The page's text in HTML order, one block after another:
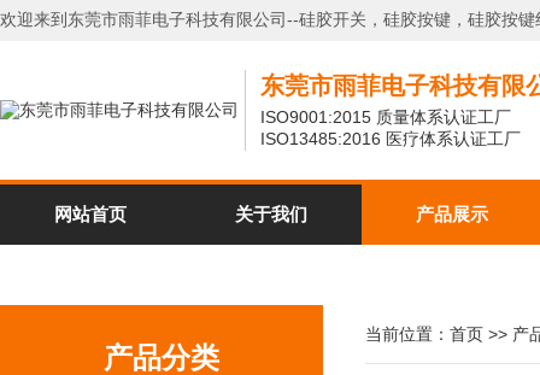
欢迎来到东莞市雨菲电子科技有限公司--硅胶开关，硅胶按键，硅胶按
东莞市雨菲电子科技有限
ISO9001:2015 质量体系认证工厂
ISO13485:2016 医疗体系认证工厂
网站首页 关于我们 产品展示
产品分类
当前位置： 首页 >> 产